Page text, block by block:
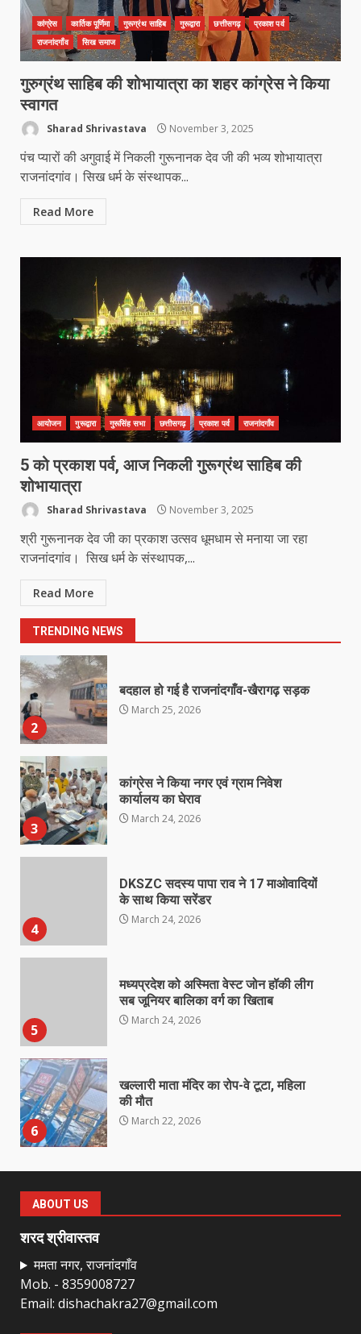
कांग्रेस कार्तिक पूर्णिमा गुरूग्रंथ साहिब गुरूद्वारा छत्तीसगढ़
प्रकाश पर्व
राजनांदगाँव
सिख समाज
गुरुग्रंथ साहिब की शोभायात्रा का शहर कांग्रेस ने किया
स्वागत
Sharad Shrivastava November 3, 2025
पंच प्यारों की अगुवाई में निकली गुरूनानक देव जी की भव्य शोभायात्रा
राजनांदगांव। सिख धर्म के संस्थापक...
Read More
आयोजन गुरूद्वारा गुरूसिंह सभा छत्तीसगढ़ प्रकाश पर्व राजनांदगाँव
5 को प्रकाश पर्व, आज निकली गुरूग्रंथ साहिब की
शोभायात्रा
Sharad Shrivastava November 3, 2025
श्री गुरूनानक देव जी का प्रकाश उत्सव धूमधाम से मनाया जा रहा
राजनांदगांव। सिख धर्म के संस्थापक,...
Read More
TRENDING NEWS
3
कांग्रेस ने किया नगर एवं ग्राम निवेश
कार्यालय का घेराव
4
DKSZC सदस्य पापा राव ने 17 माओवादियों
मध्यप्रदेश को अस्मिता वेस्ट जोन हॉकी लीग
सब जूनियर बालिका वर्ग का खिताब
March 24, 2026
6
खल्लारी माता मंदिर का रोप-वे टूटा, महिला
की मौत
March 22, 2026
March 21, 2026
1
March 25, 2026
2
बदहाल हो गई है राजनांदगाँव-खैरागढ़ सड़क
March 25, 2026
3
कांग्रेस ने किया नगर एवं ग्राम निवेश
कार्यालय का घेराव
March 24, 2026
4
DKSZC सदस्य पापा राव ने 17 माओवादियों
के साथ किया सरेंडर
March 24, 2026
5
मध्यप्रदेश को अस्मिता वेस्ट जोन हॉकी लीग
सब जूनियर बालिका वर्ग का खिताब
March 24, 2026
6
खल्लारी माता मंदिर का रोप-वे टूटा, महिला
की मौत
March 22, 2026
7
नाबालिक के प्रसव मामले में फरार आरोपी के
संबंध में इनाम की उद्घोषना
ABOUT US
शरद श्रीवास्तव
ममता नगर, राजनांदगाँव
Mob. - 8359008727
Email: dishachakra27@gmail.com